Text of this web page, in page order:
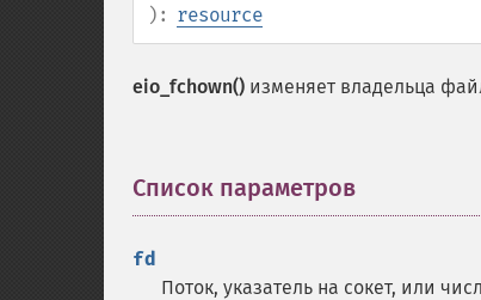
): resource
eio_fchown() изменяет владельца
Список параметров
fd
Поток, указатель на сокет, или